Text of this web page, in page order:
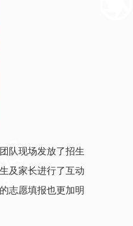
队现场发放了招生
及家长进行了互动
志愿填报也更加明